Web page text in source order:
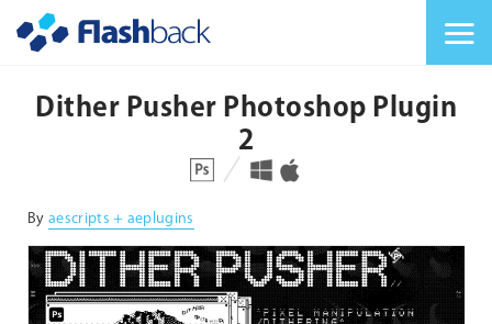
Dither Pusher Photoshop Plugin
2
対応プラットフォーム 対応OS
By aescripts + aeplugins